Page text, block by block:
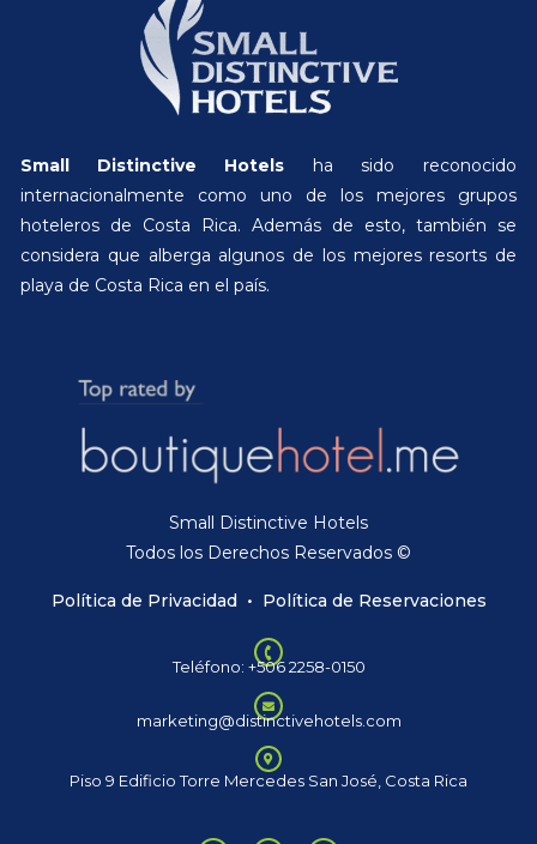
Small Distinctive Hotels ha sido reconocido
internacionalmente como uno de los mejores grupos
hoteleros de Costa Rica. Además de esto, también se
considera que alberga algunos de los mejores resorts de
playa de Costa Rica en el país.
Small Distinctive Hotels
Todos los Derechos Reservados ©
Política de Privacidad• Política de Reservaciones
Teléfono: +506 2258-0150
marketing@distinctivehotels.com
Piso 9 Edificio Torre Mercedes San José, Costa Rica